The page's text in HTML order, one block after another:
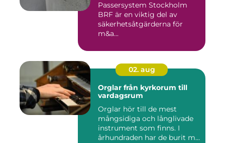
Passersystem Stockholm
BRF är en viktig del av
säkerhetsåtgärderna för
m&a...
02. aug
Orglar från kyrkorum till
vardagsrum
Orglar hör till de mest
mångsidiga och långlivade
instrument som finns. I
århundraden har de burit m...